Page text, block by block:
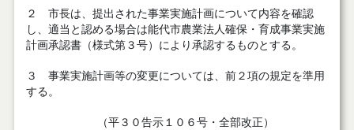
２ 市長は、提出された事業実施計画について内容を確認
し、適当と認める場合は能代市農業法人確保・育成事業実施
計画承認書（様式第３号）により承認するものとする。
３ 事業実施計画等の変更については、前２項の規定を準用
する。
（平３０告示１０６号・全部改正）